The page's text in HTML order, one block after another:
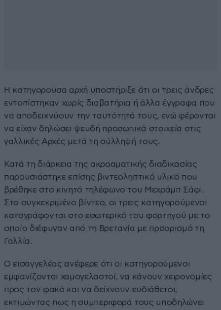
Η κατηγορούσα αρχή υποστήριξε ότι οι τρεις άνδρες
εντοπίστηκαν χωρίς διαβατήρια ή άλλα έγγραφα που
να αποδεικνύουν την ταυτότητά τους, ενώ φέρονται
να είχαν δηλώσει ψευδή προσωπικά στοιχεία στις
γαλλικές Αρχές μετά τη σύλληψή τους.
Κατά τη διάρκεια της ακροαματικής διαδικασίας
παρουσιάστηκε επίσης βιντεοληπτικό υλικό που
βρέθηκε στο κινητό τηλέφωνο του Μεχράμπ Σάφι.
Στο συγκεκριμένο βίντεο, οι τρεις κατηγορούμενοι
καταγράφονται στο εσωτερικό του φορτηγού με το
οποίο διέφυγαν από τη Βρετανία με προορισμό τη
Γαλλία.
Ο εισαγγελέας ανέφερε ότι οι κατηγορούμενοι
εμφανίζονται χαμογελαστοί, να κάνουν χειρονομίες
προς τον φακό και να δείχνουν ευδιάθετοι,
εκτιμώντας πως η συμπεριφορά τους υποδηλώνει